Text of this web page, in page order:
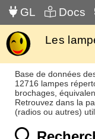
GL Docs
Les
Base de données
12716 lampes
brochages,
Retrouvez dans la
(radios ou autres)